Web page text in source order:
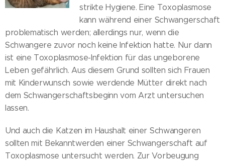
strikte Hygiene. Eine Toxoplasmose
kann während einer Schwangerschaft
problematisch werden; allerdings nur, wenn die
Schwangere zuvor noch keine Infektion hatte. Nur dann
ist eine Toxoplasmose-Infektion für das ungeborene
Leben gefährlich. Aus diesem Grund sollten sich Frauen
mit Kinderwunsch sowie werdende Mütter direkt nach
dem Schwangerschaftsbeginn vom Arzt untersuchen
lassen.
Und auch die Katzen im Haushalt einer Schwangeren
sollten mit Bekanntwerden einer Schwangerschaft auf
Toxoplasmose untersucht werden. Zur Vorbeugung